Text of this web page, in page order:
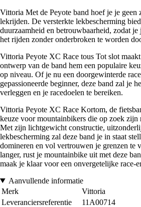
Vittoria Met de Peyote band hoef je je geen
lekrijden. De versterkte lekbescherming
duurzaamheid en betrouwbaarheid, zodat
het rijden zonder onderbroken te worden
Vittoria Peyote XC Race tous Tot slot
ontwerp van de band hem een populaire
op niveau. Of je nu een doorgewinterde
gepassioneerde beginner, deze band zal je
verleggen en je racedoelen te bereiken.
Vittoria Peyote XC Race Kortom, de
keuze voor mountainbikers die op zoek zijn
Met zijn lichtgewicht constructie,
lekbescherming zal deze band je in staat
domineren en vol vertrouwen je grenzen te
langer, rust je mountainbike uit met deze
maak je klaar voor een onvergetelijke race-
Aanvullende informatie
Merk
Vittoria
Leveranciersreferentie
11A00714